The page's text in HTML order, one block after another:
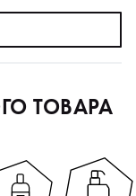
ТОВАРА